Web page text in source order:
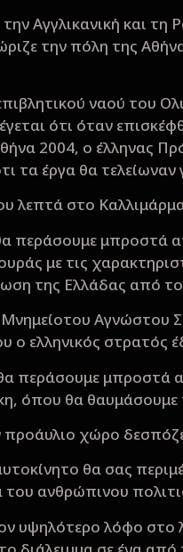
Αγγλικανική και
την πόλη της
ναού του
ότι όταν
2004, ο έλληνας
τα έργα θα
λεπτά στο
περάσουμε
με τις
της Ελλάδας από
ο ελληνικός στρατός
περάσουμε μπροστά
όπου θα
χώρο
θα σας
του ανθρώπινου
υψηλότερο λόφο